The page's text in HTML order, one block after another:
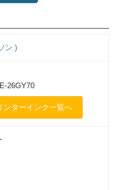
ン )
26GY70
ンターインク一覧へ